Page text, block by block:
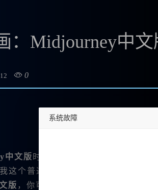
：Midjourney中
0
文版 时，我简直不敢相信这款工具
这个普通用户感到惊喜无比。有没
版 ，你可以马上访问
系统故障